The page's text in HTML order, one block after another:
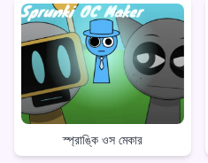
স্প্রাঙ্কি ওস মেকার